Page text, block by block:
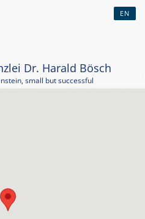
EN
Dr. Harald Bösch
small but successful